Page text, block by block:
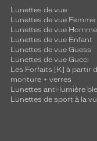
Lunettes de vue
Lunettes de vue Femme
Lunettes de vue Homme
Lunettes de vue Enfant
Lunettes de vue Guess
Lunettes de vue Gucci
Les Forfaits [K] à partir
monture + verres
Lunettes anti-lumière
Lunettes de sport à la